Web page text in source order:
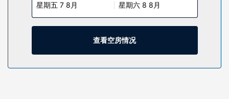
装水；而且按要求提供提供客房服务。
这个无烟汽车旅馆的特色是附近的攀岩活动、附近的徒步/自行
星期五 7 8月 星期六 8 8月
查看空房情况